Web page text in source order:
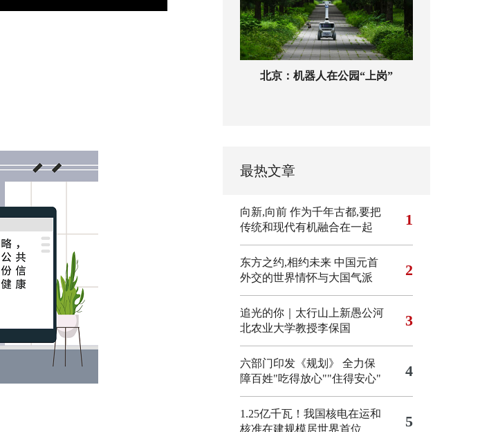
北京：机器人在公园“上岗”
最热文章
向新,向前 作为千年古都,要把
传统和现代有机融合在一起
1
东方之约,相约未来 中国元首
外交的世界情怀与大国气派
2
追光的你｜太行山上新愚公河
北农业大学教授李保国
3
六部门印发《规划》 全力保
障百姓"吃得放心""住得安心"
4
1.25亿千瓦！我国核电在运和
核准在建规模居世界首位
5